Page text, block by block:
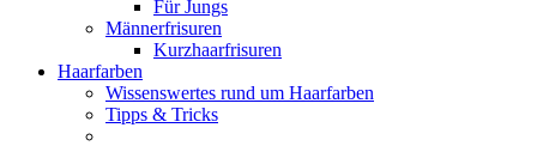
Für Jungs
Männerfrisuren
Kurzhaarfrisuren
Haarfarben
Wissenswertes rund um Haarfarben
Tipps & Tricks